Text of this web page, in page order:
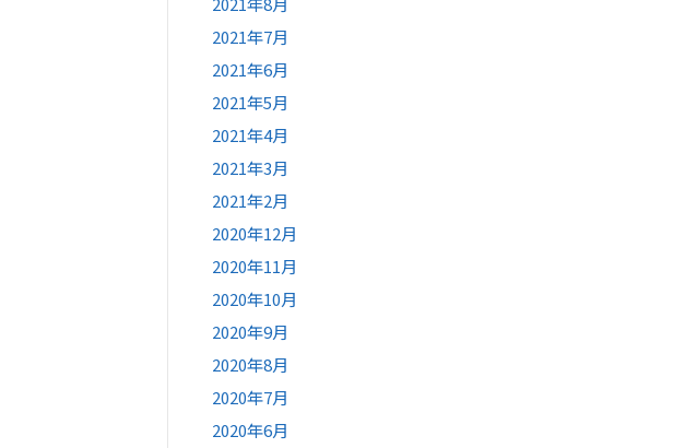
2021年7月
2021年6月
2021年5月
2021年4月
2021年3月
2021年2月
2020年12月
2020年11月
2020年10月
2020年9月
2020年8月
2020年7月
2020年6月